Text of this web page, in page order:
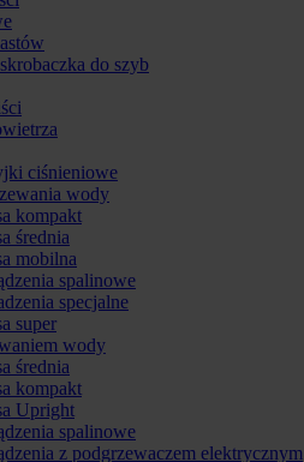
do szyb
ciśnieniowe
wody
kompakt
średnia
mobilna
spalinowe
specjalne
super
wody
średnia
kompakt
Upright
spalinowe
z podgrzewaczem elektrycznym